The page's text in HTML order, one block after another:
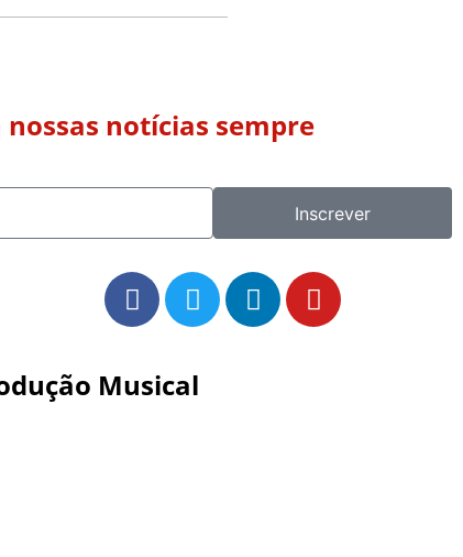
nossas notícias sempre
Inscrever
Musical